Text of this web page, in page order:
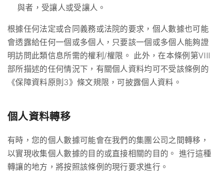
與者，受讓人或受讓人。
根據任何法定或合同義務或法院的要求，個人數據也可能
會透露給任何一個或多個人，只要該一個或多個人能夠證
明訪問此類信息所需的權利/權限。 此外，在本條例第VIII
部所描述的任何情況下，有關個人資料均可不受該條例的
《保障資料原則3》條文規限，可披露個人資料。
個人資料轉移
有時，您的個人數據可能會在我們的集團公司之間轉移，
以實現收集個人數據的目的或直接相關的目的。 進行這種
轉讓的地方，將按照該條例的現行要求進行。